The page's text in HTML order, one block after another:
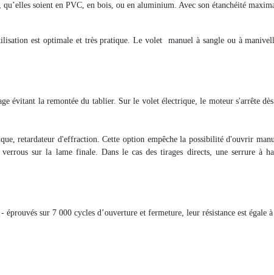
qu’elles soient en PVC, en bois, ou en aluminium. Avec son étanchéité
est optimale et très pratique. Le volet
manuel à sangle ou à
évitant la remontée du tablier. Sur le volet électrique, le moteur s'arrête
retardateur d'effraction. Cette option empêche la possibilité d'ouvrir
sur la lame finale. Dans le cas des tirages directs, une serrure à
sur 7 000 cycles d’ouverture et fermeture, leur résistance est égale